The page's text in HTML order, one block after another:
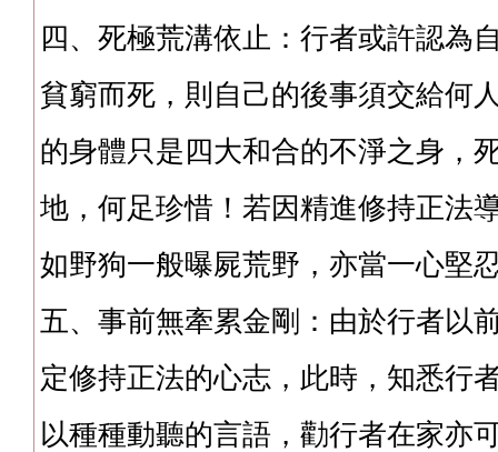
四、死極荒溝依止：行者或許認為
貧窮而死，則自己的後事須交給何
的身體只是四大和合的不淨之身，
地，何足珍惜！若因精進修持正法
如野狗一般曝屍荒野，亦當一心堅
五、事前無牽累金剛：由於行者以
定修持正法的心志，此時，知悉行
以種種動聽的言語，勸行者在家亦